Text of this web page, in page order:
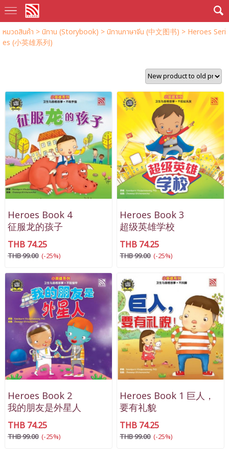
หมวดสินค้า >นิทาน (Storybook) >นิทานภาษาจีน (中文图书) > Heroes Seri
es (小英雄系列)
Heroes Book 4
征服龙的孩子
THB 74.25
THB 99.00 (-25%)
Heroes Book 3
超级英雄学校
THB 74.25
THB 99.00 (-25%)
Heroes Book 2
我的朋友是外星人
THB 74.25
THB 99.00 (-25%)
Heroes Book 1 巨人，
要有礼貌
THB 74.25
THB 99.00 (-25%)